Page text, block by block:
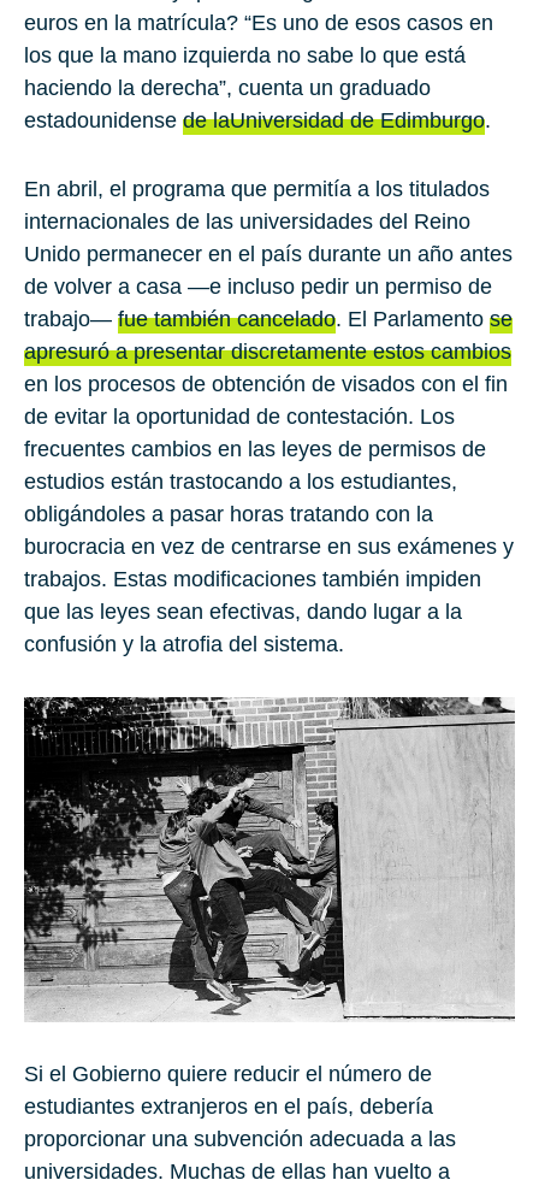
euros en la matrícula? “Es uno de esos casos en
los que la mano izquierda no sabe lo que está
haciendo la derecha”, cuenta un graduado
estadounidense de laUniversidad de Edimburgo.
En abril, el programa que permitía a los titulados
internacionales de las universidades del Reino
Unido permanecer en el país durante un año antes
de volver a casa —e incluso pedir un permiso de
trabajo— fue también cancelado. El Parlamento se
apresuró a presentar discretamente estos cambios
en los procesos de obtención de visados con el fin
de evitar la oportunidad de contestación. Los
frecuentes cambios en las leyes de permisos de
estudios están trastocando a los estudiantes,
obligándoles a pasar horas tratando con la
burocracia en vez de centrarse en sus exámenes y
trabajos. Estas modificaciones también impiden
que las leyes sean efectivas, dando lugar a la
confusión y la atrofia del sistema.
Si el Gobierno quiere reducir el número de
estudiantes extranjeros en el país, debería
proporcionar una subvención adecuada a las
universidades. Muchas de ellas han vuelto a